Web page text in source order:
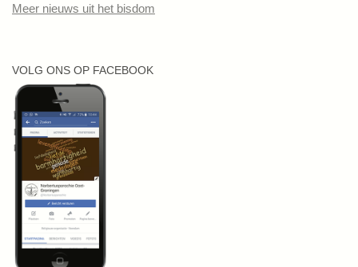
Meer nieuws uit het bisdom
VOLG ONS OP FACEBOOK